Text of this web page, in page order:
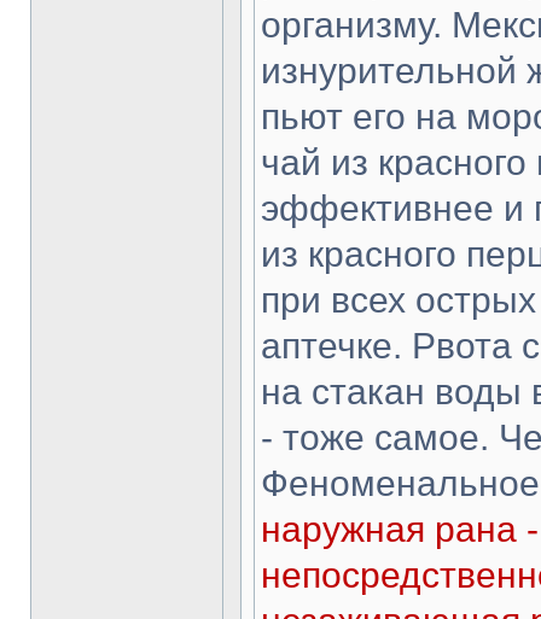
организму.
изнурительной
пьют его на
чай из
эффективнее и
из красного
при всех
аптечке. Рвота
на стакан воды
- тоже самое.
наружная рана